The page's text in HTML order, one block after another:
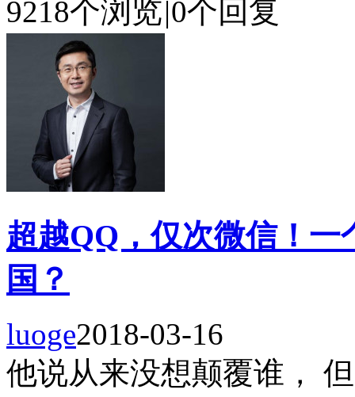
9218个浏览|0个回复
超越QQ，仅次微信！
国？
luoge2018-03-16
他说从来没想颠覆谁，